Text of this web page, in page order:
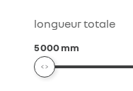
longueur totale
5 000 mm